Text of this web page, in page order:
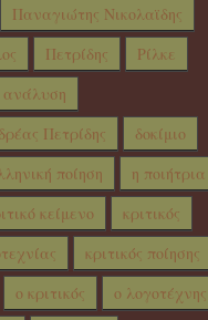
Παναγιώτης Νικολαϊδης
Πετρίδης
Ρίλκε
ανάλυση
Πετρίδης
δοκίμιο
ποίηση
η ποιήτρια
κείμενο
κριτικός
κριτικός ποίησης
ο κριτικός ο λογοτέχνης